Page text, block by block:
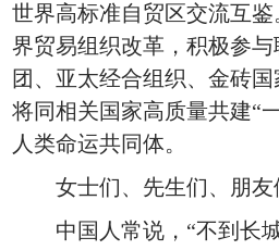
世界高标准自贸区交流互
界贸易组织改革，积极参
团、亚太经合组织、金砖
将同相关国家高质量共建“
人类命运共同体。
女士们、先生们、朋友
中国人常说，“不到长